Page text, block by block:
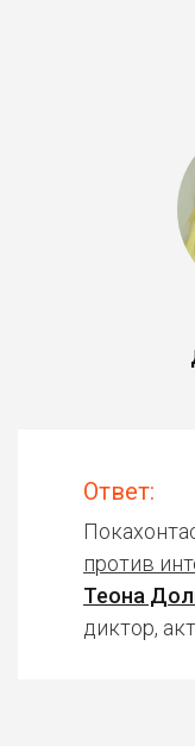
Ответ:
против
Теона
диктор,